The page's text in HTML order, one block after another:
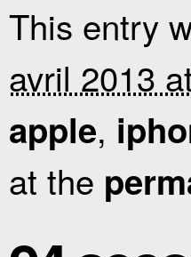
This entry
avril 2013
apple,
at the